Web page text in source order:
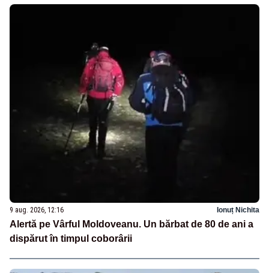
9 aug. 2026, 12:16 Ionuț Nichita
Alertă pe Vârful Moldoveanu. Un bărbat de 80 de ani a
dispărut în timpul coborârii